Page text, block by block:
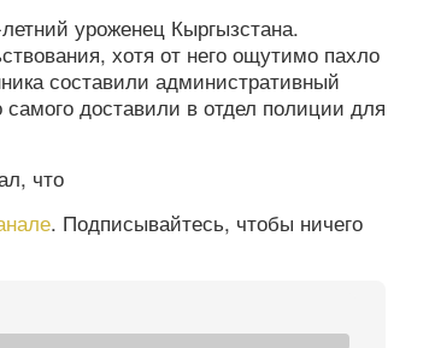
уроженец Кыргызстана.
хотя от него ощутимо пахло
составили административный
самого доставили в отдел полиции для
что
. Подписывайтесь, чтобы ничего